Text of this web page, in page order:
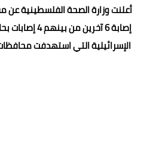
أعلنت وزارة الصحة الفلسطينية
إصابة 6 آخرين
الإسرائيلية التي استهدفت محافظات